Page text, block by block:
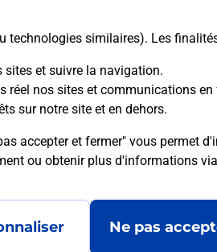
technologies similaires). Les
sites et suivre la navigation.
réel nos sites et communications
sur notre site et en dehors.
accepter et fermer" vous permet
ou obtenir plus d'informations via
Ne pas